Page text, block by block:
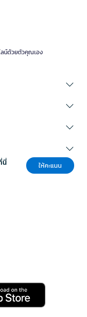
ลน์ด้วยตัวคุณเอง
นี่ ให้คะแนน